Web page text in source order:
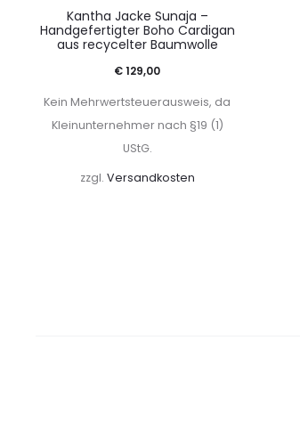
Kantha Jacke Sunaja –
Handgefertigter Boho Cardigan
aus recycelter Baumwolle
€129,00
Kein Mehrwertsteuerausweis, da
Kleinunternehmer nach §19 (1)
UStG.
zzgl. Versandkosten